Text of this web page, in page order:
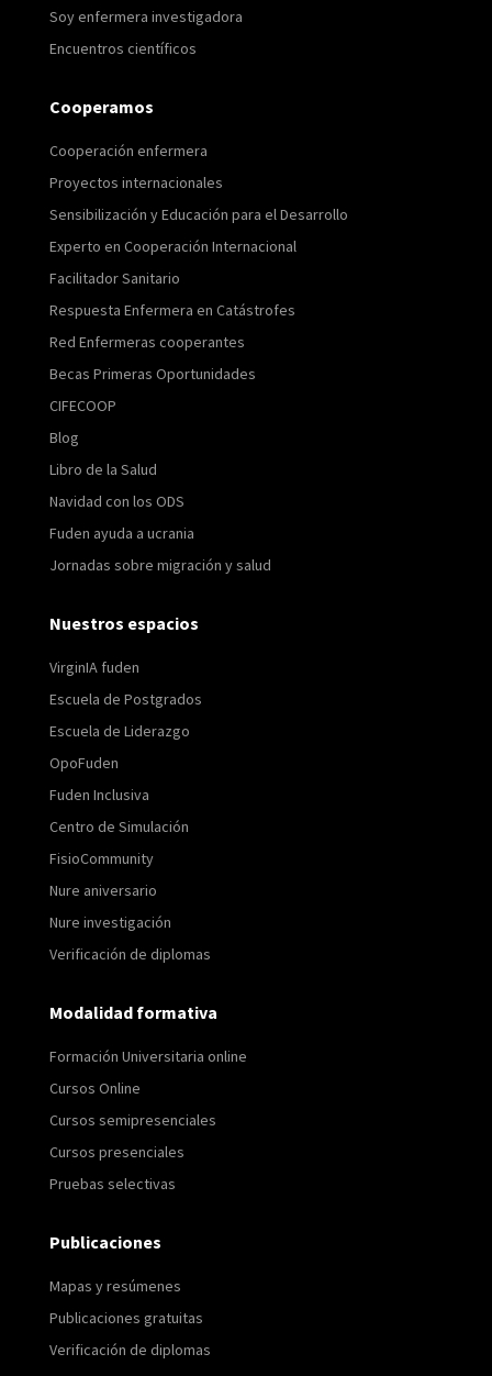
Soy enfermera investigadora
Encuentros científicos
Cooperamos
Cooperación enfermera
Proyectos internacionales
Sensibilización y Educación para el Desarrollo
Experto en Cooperación Internacional
Facilitador Sanitario
Respuesta Enfermera en Catástrofes
Red Enfermeras cooperantes
Becas Primeras Oportunidades
CIFECOOP
Blog
Libro de la Salud
Navidad con los ODS
Fuden ayuda a ucrania
Jornadas sobre migración y salud
Nuestros espacios
VirginIA fuden
Escuela de Postgrados
Escuela de Liderazgo
OpoFuden
Fuden Inclusiva
Centro de Simulación
FisioCommunity
Nure aniversario
Nure investigación
Verificación de diplomas
Modalidad formativa
Formación Universitaria online
Cursos Online
Cursos semipresenciales
Cursos presenciales
Pruebas selectivas
Publicaciones
Mapas y resúmenes
Publicaciones gratuitas
Verificación de diplomas